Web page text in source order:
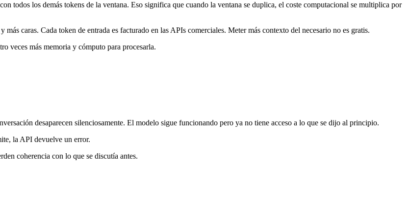
todos los demás tokens de la ventana. Eso significa que cuando la ventana se duplica, el coste computacional se multiplica por
más caras. Cada token de entrada es facturado en las APIs comerciales. Meter más contexto del necesario no es gratis.
veces más memoria y cómputo para procesarla.
desaparecen silenciosamente. El modelo sigue funcionando pero ya no tiene acceso a lo que se dijo al principio.
la API devuelve un error.
coherencia con lo que se discutía antes.